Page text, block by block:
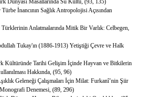
Dünyası Masallarında Su Kültü, (93, 135)
İnancının Sağlık Antropolojisi Açısından
Anlatmalarında Mitik Bir Varlık: Celbegen,
Tukay'ın (1886-1913) Yetiştiği Çevre ve Halk
Kültüründe Tarihi Gelişim İçinde Hayvan ve Bitkilerin
Hakkında, (95, 96)
Geleneği Çalışmaları İçin Milat: Furkanî’nin Şiir
Denemesi, (89, 296)